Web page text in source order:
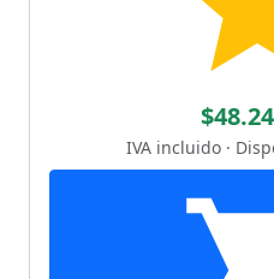
IVA incluido ·